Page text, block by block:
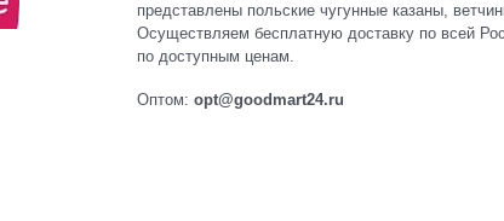
представлены польские чугунные казаны,
Осуществляем бесплатную доставку по всей
по доступным ценам.
Оптом: opt@goodmart24.ru